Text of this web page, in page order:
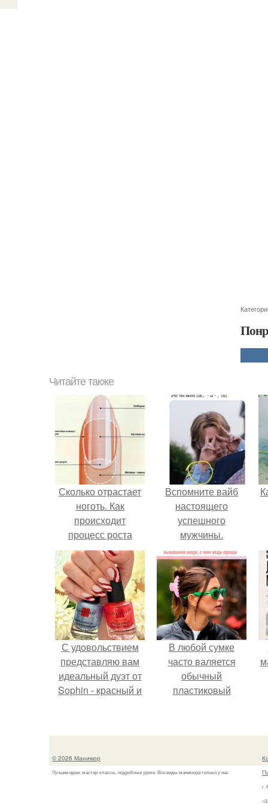
Читайте также
Сколько отрастает
ноготь. Как
происходит
процесс роста
ногтей
Вспомните вайб
настоящего
успешного
мужчины.
С удовольствием
представляю вам
идеальный дуэт от
Sophin - красный и
номер 0262.
В любой сумке
часто валяется
обычный
пластиковый
© 2026 Маникюр
Лучшие идеи, мастер-классы, подробные уроки. Все виды маникюра только у нас
г.